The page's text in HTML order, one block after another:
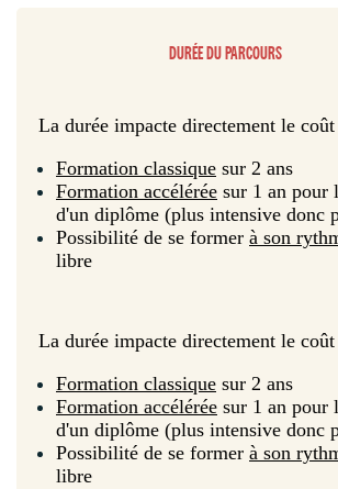
DURÉE DU PARCOURS
La durée impacte directement le
Formation classique sur 2 ans
Formation accélérée sur 1 an pour
d'un diplôme (plus intensive donc
Possibilité de se former à son
libre
La durée impacte directement le
Formation classique sur 2 ans
Formation accélérée sur 1 an pour
d'un diplôme (plus intensive donc
Possibilité de se former à son
libre